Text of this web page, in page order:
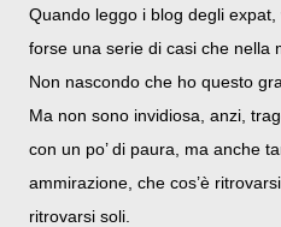
Quando leggo i blog degli
forse una serie di casi che nella
Non nascondo che ho questo
Ma non sono invidiosa, anzi,
con un po’ di paura, ma anche
ammirazione, che cos’è
ritrovarsi soli.